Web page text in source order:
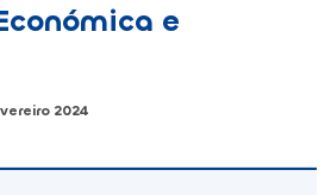
e
2024